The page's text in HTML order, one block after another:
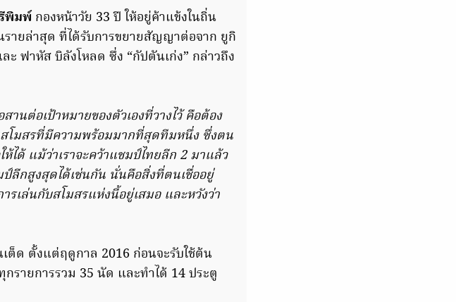
พิมพ์ กองหน้าวัย 33 ปี ให้อยู่ค้าแข้งในถิ่น
รายล่าสุด ที่ได้รับการขยายสัญญาต่อจาก ยูกิ
ะ ฟาหัส บิลังโหลด ซึ่ง “กัปตันเก่ง” กล่าวถึง
นต่อเป้าหมายของตัวเองที่วางไว้ คือต้อง
สโมสรที่มีความพร้อมมากที่สุดทีมหนึ่ง ซึ่งตน
ได้ แม้ว่าเราจะคว้าแชมป์ไทยลีก 2 มาแล้ว
ลีกสูงสุดได้เช่นกัน นั่นคือสิ่งที่ตนเชื่ออยู่
รเล่นกับสโมสรแห่งนี้อยู่เสมอ และหวังว่า
ต็ด ตั้งแต่ฤดูกาล 2016 ก่อนจะรับใช้ต้น
รายการรวม 35 นัด และทำได้ 14 ประตู